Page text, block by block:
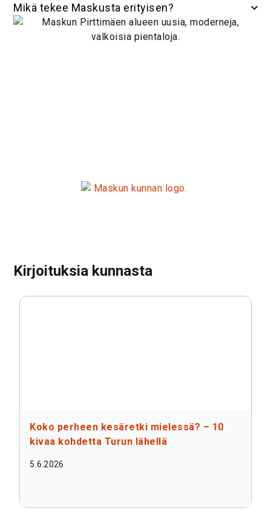
Mikä tekee Maskusta erityisen?
Kirjoituksia kunnasta
Koko perheen kesäretki mielessä? – 10
kivaa kohdetta Turun lähellä
5.6.2026